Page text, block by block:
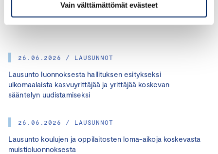
Vain välttämättömät evästeet
26.06.2026 / LAUSUNNOT
Lausunto luonnoksesta hallituksen esitykseksi
ulkomaalaista kasvuyrittäjää ja yrittäjää koskevan
sääntelyn uudistamiseksi
26.06.2026 / LAUSUNNOT
Lausunto koulujen ja oppilaitosten loma-aikoja koskevasta
muistioluonnoksesta
JAA ARTIKKELI: